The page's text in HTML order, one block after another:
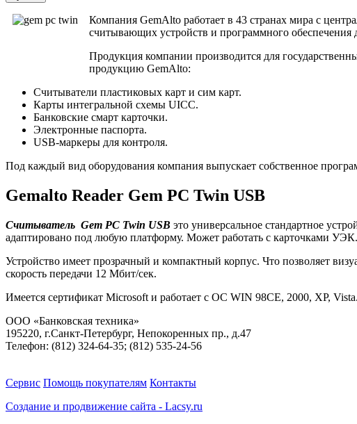
Компания GemAlto работает в 43 странах мира с
считывающих устройств и программного обеспечения
Продукция компании производится для
продукцию GemAlto:
Считыватели пластиковых карт и сим карт.
Карты интегральной схемы UICC.
Банковские смарт карточки.
Электронные паспорта.
USB-маркеры для контроля.
Под каждый вид оборудования компания выпускает собственное
Gemalto Reader Gem PC Twin USB
Считыватель Gem PC Twin USB это универсальное стандартное
адаптировано под любую платформу. Может работать с карточками УЭК.
Устройство имеет прозрачный и компактный корпус. Что позволяет
скорость передачи 12 Мбит/сек.
Имеется сертификат Microsoft и работает с ОС WIN 98CE, 2000, XP,
ООО «Банковская техника»
195220, г.Санкт-Петербург, Непокоренных пр., д.47
Телефон: (812) 324-64-35; (812) 535-24-56
Сервис Помощь покупателям Контакты
Создание и продвижение сайта - Lacsy.ru